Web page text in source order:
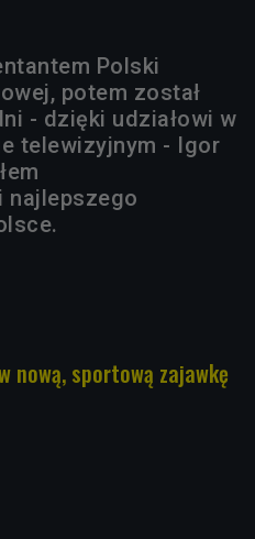
Polski
potem został
- dzięki udziałowi w
telewizyjnym - Igor
najlepszego
nową, sportową zajawkę